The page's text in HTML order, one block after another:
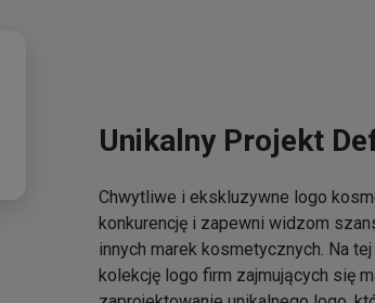
Unikalny Projekt
Chwytliwe i ekskluzywne logo
konkurencję i zapewni widzom
innych marek kosmetycznych. Na
kolekcję logo firm zajmujących się